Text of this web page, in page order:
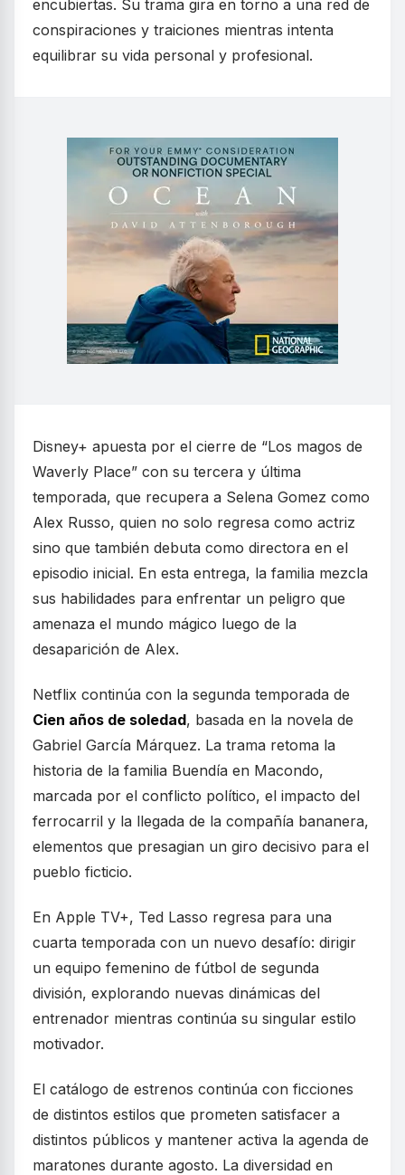
encubiertas. Su trama gira en torno a una red de
conspiraciones y traiciones mientras intenta
equilibrar su vida personal y profesional.
Disney+ apuesta por el cierre de “Los magos de
Waverly Place” con su tercera y última
temporada, que recupera a Selena Gomez como
Alex Russo, quien no solo regresa como actriz
sino que también debuta como directora en el
episodio inicial. En esta entrega, la familia mezcla
sus habilidades para enfrentar un peligro que
amenaza el mundo mágico luego de la
desaparición de Alex.
Netflix continúa con la segunda temporada de
Cien años de soledad, basada en la novela de
Gabriel García Márquez. La trama retoma la
historia de la familia Buendía en Macondo,
marcada por el conflicto político, el impacto del
ferrocarril y la llegada de la compañía bananera,
elementos que presagian un giro decisivo para el
pueblo ficticio.
En Apple TV+, Ted Lasso regresa para una
cuarta temporada con un nuevo desafío: dirigir
un equipo femenino de fútbol de segunda
división, explorando nuevas dinámicas del
entrenador mientras continúa su singular estilo
motivador.
El catálogo de estrenos continúa con ficciones
de distintos estilos que prometen satisfacer a
distintos públicos y mantener activa la agenda de
maratones durante agosto. La diversidad en